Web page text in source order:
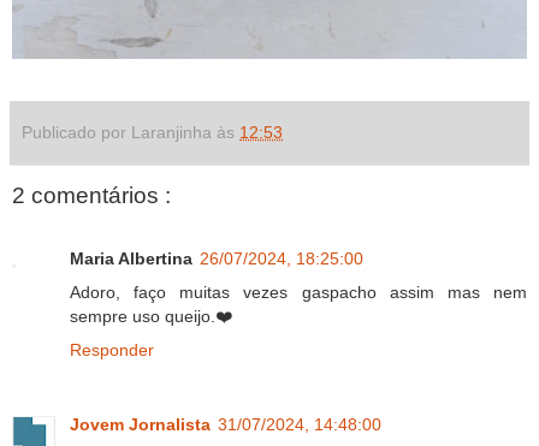
Publicado por Laranjinha às 12:53
2 comentários :
Maria Albertina 26/07/2024, 18:25:00
Adoro, faço muitas vezes gaspacho assim mas nem
sempre uso queijo.❤️
Responder
Jovem Jornalista 31/07/2024, 14:48:00